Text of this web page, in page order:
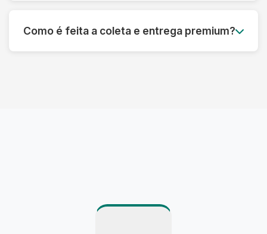
oferecemos serviço express com prazo
reduzido mediante consulta.
Como é feita a coleta e entrega premium?